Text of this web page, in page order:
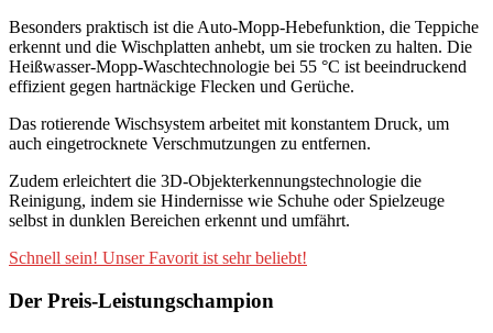
Besonders praktisch ist die Auto-Mopp-Hebefunktion, die Teppiche
erkennt und die Wischplatten anhebt, um sie trocken zu halten. Die
Heißwasser-Mopp-Waschtechnologie bei 55 °C ist beeindruckend
effizient gegen hartnäckige Flecken und Gerüche.
Das rotierende Wischsystem arbeitet mit konstantem Druck, um
auch eingetrocknete Verschmutzungen zu entfernen.
Zudem erleichtert die 3D-Objekterkennungstechnologie die
Reinigung, indem sie Hindernisse wie Schuhe oder Spielzeuge
selbst in dunklen Bereichen erkennt und umfährt.
Schnell sein! Unser Favorit ist sehr beliebt!
Der Preis-Leistungschampion